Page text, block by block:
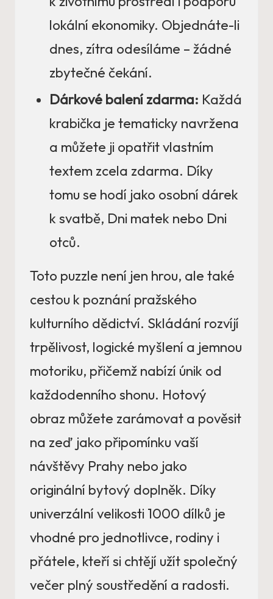
lokální ekonomiky. Objednáte-li
dnes, zítra odesíláme – žádné
zbytečné čekání.
Dárkové balení zdarma: Každá
krabička je tematicky navržena
a můžete ji opatřit vlastním
textem zcela zdarma. Díky
tomu se hodí jako osobní dárek
k svatbě, Dni matek nebo Dni
otců.
Toto puzzle není jen hrou, ale také
cestou k poznání pražského
kulturního dědictví. Skládání rozvíjí
trpělivost, logické myšlení a jemnou
motoriku, přičemž nabízí únik od
každodenního shonu. Hotový
obraz můžete zarámovat a pověsit
na zeď jako připomínku vaší
návštěvy Prahy nebo jako
originální bytový doplněk. Díky
univerzální velikosti 1000 dílků je
vhodné pro jednotlivce, rodiny i
přátele, kteří si chtějí užít společný
večer plný soustředění a radosti.